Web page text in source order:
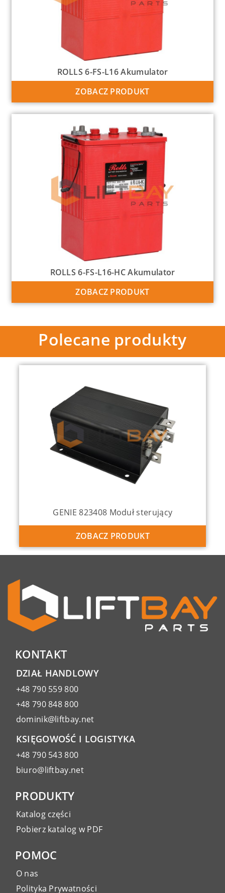
ROLLS 6-FS-L16 Akumulator
ZOBACZ PRODUKT
ROLLS 6-FS-L16-HC Akumulator
ZOBACZ PRODUKT
Polecane produkty
GENIE 137634 Joystick
ZOBACZ PRODUKT
KONTAKT
DZIAŁ HANDLOWY
+48 790 559 800
+48 790 848 800
dominik@liftbay.net
KSIĘGOWOŚĆ I LOGISTYKA
+48 790 543 800
biuro@liftbay.net
PRODUKTY
Katalog części
Pobierz katalog w PDF
POMOC
O nas
Polityka Prywatności